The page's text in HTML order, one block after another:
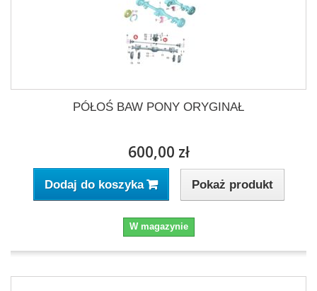
PÓŁOŚ BAW PONY ORYGINAŁ
600,00 zł
Dodaj do koszyka Pokaż produkt
W magazynie